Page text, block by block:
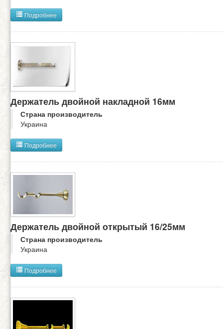
Подробнее
Держатель двойной накладной 16мм
Страна производитель
Украина
Подробнее
Держатель двойной открытый 16/25мм
Страна производитель
Украина
Подробнее